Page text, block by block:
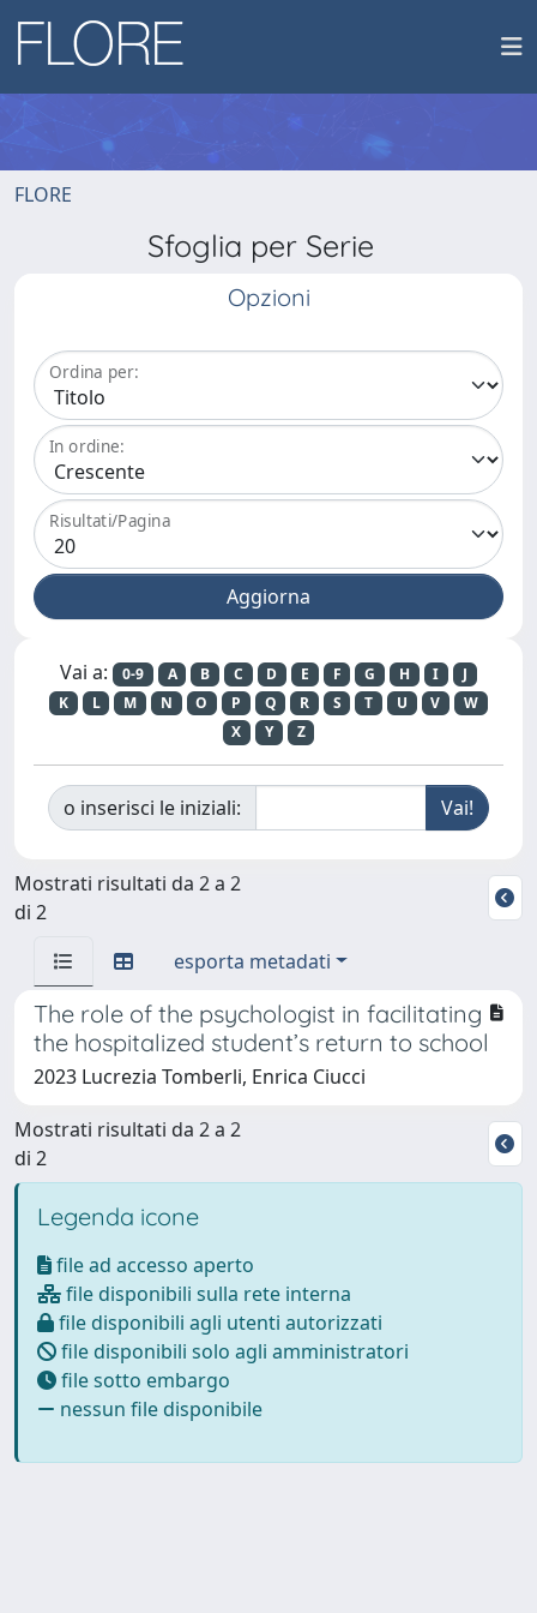
FLORE
Sfoglia per Serie
Opzioni
Ordina per:
In ordine:
Risultati/Pagina
Vai a: 0-9 A B C D E F G H I
J
K
L M N O P Q R S T U V
W
X
Y Z
o inserisci le iniziali:
Mostrati risultati da 2 a 2
di 2
esporta metadati
The role of the psychologist in facilitating
the hospitalized student’s return to school
2023 Lucrezia Tomberli, Enrica Ciucci
Mostrati risultati da 2 a 2
di 2
Legenda icone
file ad accesso aperto
file disponibili sulla rete interna
file disponibili agli utenti autorizzati
file disponibili solo agli amministratori
file sotto embargo
nessun file disponibile